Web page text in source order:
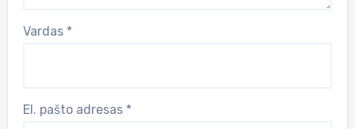
Vardas *
El. pašto adresas *